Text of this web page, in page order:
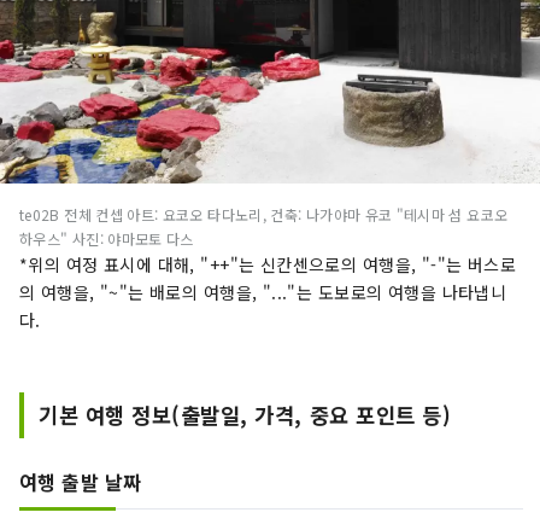
te02B 전체 컨셉 아트: 요코오 타다노리, 건축: 나가야마 유코 "테시마 섬 요코오
하우스" 사진: 야마모토 다스
*위의 여정 표시에 대해, "++"는 신칸센으로의 여행을, "-"는 버스로
의 여행을, "~"는 배로의 여행을, "..."는 도보로의 여행을 나타냅니
다.
기본 여행 정보(출발일, 가격, 중요 포인트 등)
여행 출발 날짜